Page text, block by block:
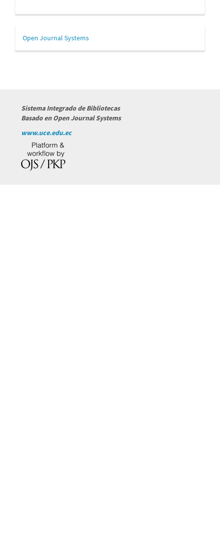
Desarrollado
por
Open Journal Systems
Sistema Integrado de Bibliotecas
Basado en Open Journal Systems
www.uce.edu.ec